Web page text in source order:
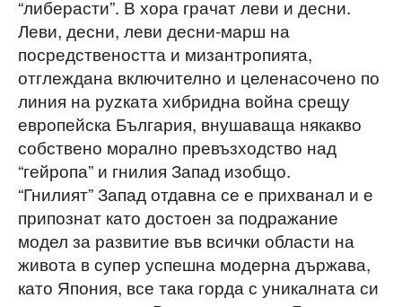
“либерасти”. В хора грачат леви и десни.
Леви, десни, леви десни-марш на
посредствеността и мизантропията,
отглеждана включително и целенасочено по
линия на руzката хибридна война срещу
европейска България, внушаваща някакво
собствено морално превъзходство над
“гейропа” и гнилия Запад изобщо.
“Гнилият” Запад отдавна се е прихванал и е
припознат като достоен за подражание
модел за развитие във всички области на
живота в супер успешна модерна държава,
като Япония, все така горда с уникалната си